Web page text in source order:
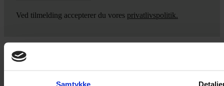
Samtykke
Ved tilmelding accepterer du vores privatlivspolitik.
Yarn Every Wear